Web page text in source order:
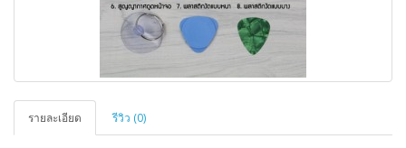
รายละเอียด รีวิว (0)